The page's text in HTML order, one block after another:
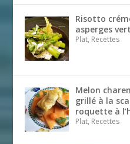
Risotto
asperges
Plat, Recettes
Melon
grillé à la
roquette à
Plat, Recettes